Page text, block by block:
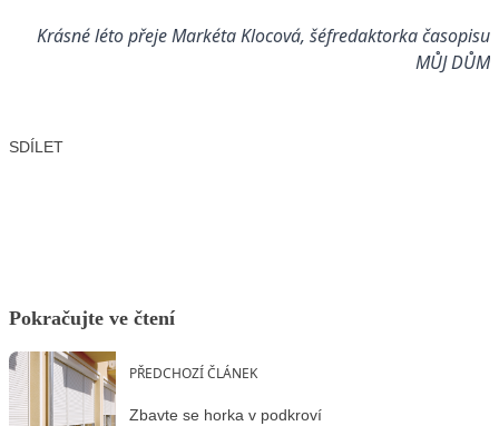
Krásné léto přeje Markéta Klocová, šéfredaktorka časopisu
MŮJ DŮM
SDÍLET
Pokračujte ve čtení
PŘEDCHOZÍ ČLÁNEK
Zbavte se horka v podkroví